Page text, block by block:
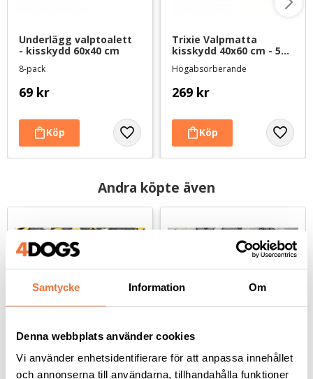
Samtycke Information Om
Denna webbplats använder cookies
Vi använder enhetsidentifierare för att anpassa innehållet
och annonserna till användarna, tillhandahålla funktioner
Underlägg valptoalett
- kisskydd 60x40 cm
8-pack
69 kr
Trixie Valpmatta
kisskydd 40x60 cm - 50-
pack
Högabsorberande
269 kr
Andra köpte även
Vetbed Bumblebee -
Vetbed Highland Cattle